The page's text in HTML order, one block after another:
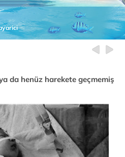
da henüz harekete geçmemiş